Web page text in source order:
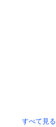
すべて見る